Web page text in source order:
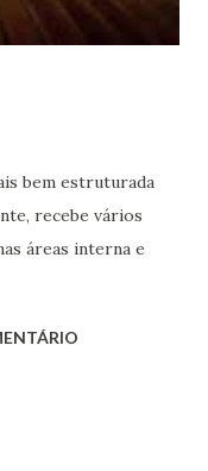
bem estruturada
recebe vários
áreas interna e